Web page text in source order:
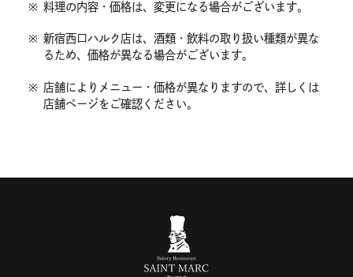
※ 料理の内容・価格は、変更になる場合がございます。
※ 新宿西口ハルク店は、酒類・飲料の取り扱い種類が異な
るため、価格が異なる場合がございます。
※ 店舗によりメニュー・価格が異なりますので、詳しくは
店舗ページをご確認ください。